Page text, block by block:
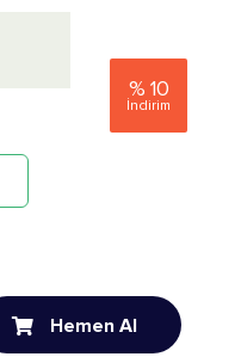
% 10
İndirim
Hemen Al